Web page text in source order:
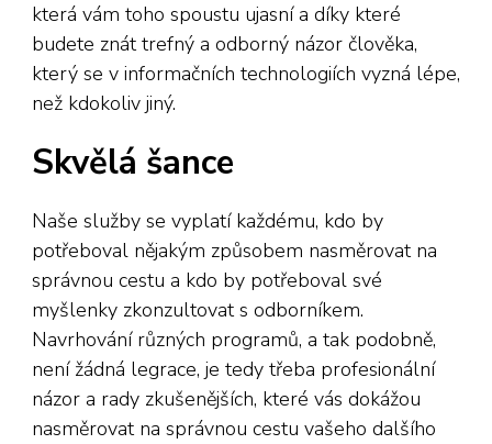
která vám toho spoustu ujasní a díky které
budete znát trefný a odborný názor člověka,
který se v informačních technologiích vyzná lépe,
než kdokoliv jiný.
Skvělá šance
Naše služby se vyplatí každému, kdo by
potřeboval nějakým způsobem nasměrovat na
správnou cestu a kdo by potřeboval své
myšlenky zkonzultovat s odborníkem.
Navrhování různých programů, a tak podobně,
není žádná legrace, je tedy třeba profesionální
názor a rady zkušenějších, které vás dokážou
nasměrovat na správnou cestu vašeho dalšího